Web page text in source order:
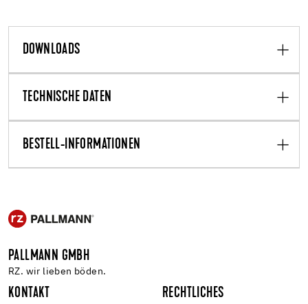
DOWNLOADS
TECHNISCHE DATEN
BESTELL-INFORMATIONEN
PALLMANN GMBH
RZ. wir lieben böden.
KONTAKT RECHTLICHES